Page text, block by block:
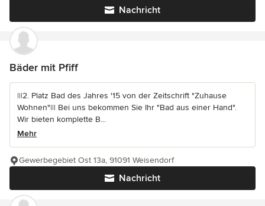
Nachricht
Bäder mit Pfiff
|||2. Platz Bad des Jahres '15 von der Zeitschrift "Zuhause
Wohnen"||| Bei uns bekommen Sie Ihr "Bad aus einer Hand".
Wir bieten komplette B...
Mehr
Nachricht
Gewerbegebiet Ost 13a, 91091 Weisendorf